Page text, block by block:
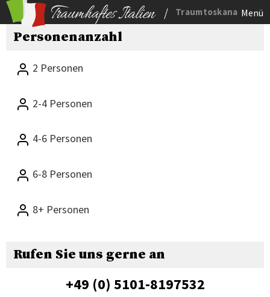
/ Traumtoskana Menü
Personenanzahl
2 Personen
2-4 Personen
4-6 Personen
6-8 Personen
8+ Personen
Rufen Sie uns gerne an
+49 (0) 5101-8197532